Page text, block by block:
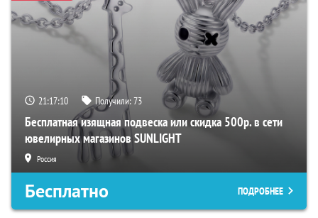
21:17:09 Получили:73
Бесплатная изящная подвеска или скидка 500р. в сети
ювелирных магазинов SUNLIGHT
Россия
Бесплатно ПОДРОБНЕЕ